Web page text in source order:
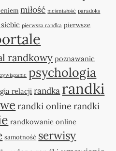
miłość nieśmiałość paradoks
pierwsza randka pierwsze
randkowy poznawanie
psychologia
relacji randka randki
randki online randki
randkowanie online
samotność serwisy